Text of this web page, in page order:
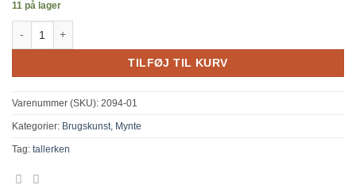
11 på lager
TILFØJ TIL KURV
Varenummer (SKU): 2094-01
Kategorier: Brugskunst, Mynte
Tag: tallerken